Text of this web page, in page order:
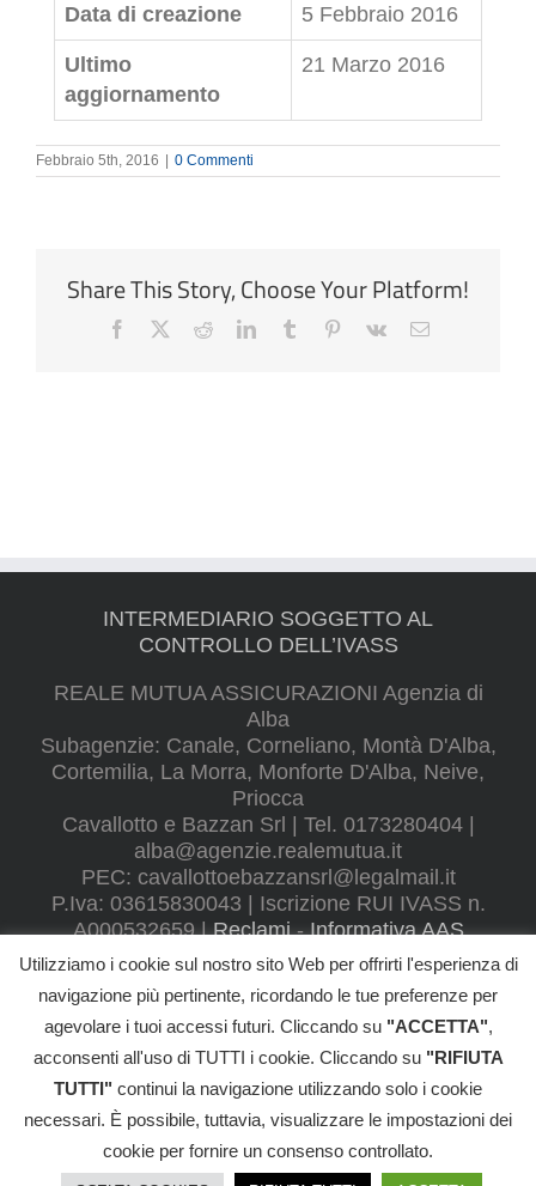
Data di creazione 5 Febbraio 2016
Ultimo
aggiornamento
21 Marzo 2016
Febbraio 5th, 2016 | 0 Commenti
Share This Story, Choose Your Platform!
Facebook RedditLinkedInTumblr Pinterest
Vk Email
INTERMEDIARIO SOGGETTO AL
CONTROLLO DELL’IVASS
REALE MUTUA ASSICURAZIONI Agenzia di
Alba
Subagenzie: Canale, Corneliano, Montà D'Alba,
Cortemilia, La Morra, Monforte D'Alba, Neive,
Priocca
Cavallotto e Bazzan Srl | Tel. 0173280404 |
alba@agenzie.realemutua.it
PEC: cavallottoebazzansrl@legalmail.it
P.Iva: 03615830043 | Iscrizione RUI IVASS n.
A000532659 |Reclami-Informativa AAS
Informativa Privacy| Cookie Policy |Informativa AAS
REGOLAMENTO IVASS N. 40/2018
Powered by 2000Net Srl SmartWEB360°platform
Utilizziamo i cookie sul nostro sito Web per offrirti l'esperienza di
navigazione più pertinente, ricordando le tue preferenze per
agevolare i tuoi accessi futuri. Cliccando su "ACCETTA",
acconsenti all'uso di TUTTI i cookie. Cliccando su "RIFIUTA
TUTTI" continui la navigazione utilizzando solo i cookie
necessari. È possibile, tuttavia, visualizzare le impostazioni dei
cookie per fornire un consenso controllato.